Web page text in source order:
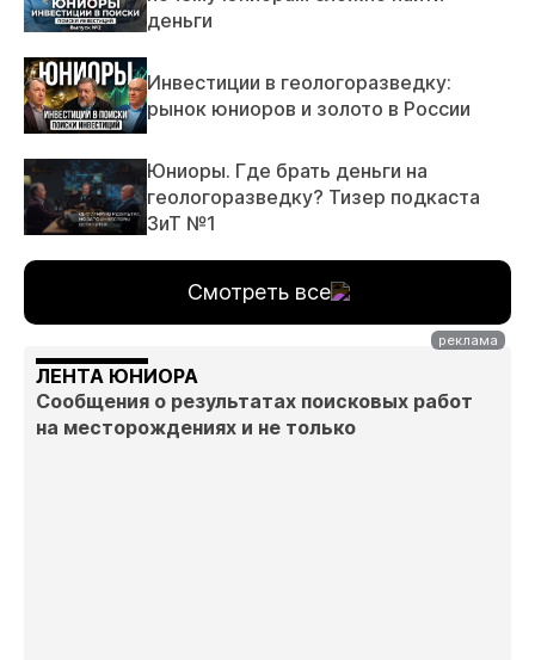
деньги
Инвестиции в геологоразведку:
рынок юниоров и золото в России
Юниоры. Где брать деньги на
геологоразведку? Тизер подкаста
ЗиТ №1
Смотреть все
ЛЕНТА ЮНИОРА
Сообщения о результатах поисковых работ
на месторождениях и не только